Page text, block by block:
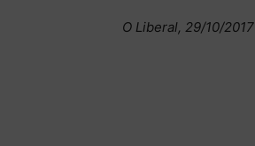
O Liberal, 29/10/2017